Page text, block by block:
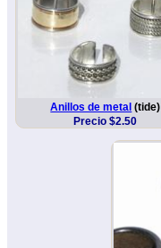
Anillos de metal (tide)
Precio $2.50